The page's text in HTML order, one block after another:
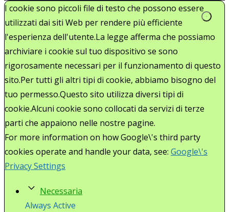
I cookie sono piccoli file di testo che possono essere
utilizzati dai siti Web per rendere più efficiente
l'esperienza dell'utente.La legge afferma che possiamo
archiviare i cookie sul tuo dispositivo se sono
rigorosamente necessari per il funzionamento di questo
sito.Per tutti gli altri tipi di cookie, abbiamo bisogno del
tuo permesso.Questo sito utilizza diversi tipi di
cookie.Alcuni cookie sono collocati da servizi di terze
parti che appaiono nelle nostre pagine.
For more information on how Google\'s third party
cookies operate and handle your data, see: Google\'s
Privacy Settings
Necessaria
Always Active